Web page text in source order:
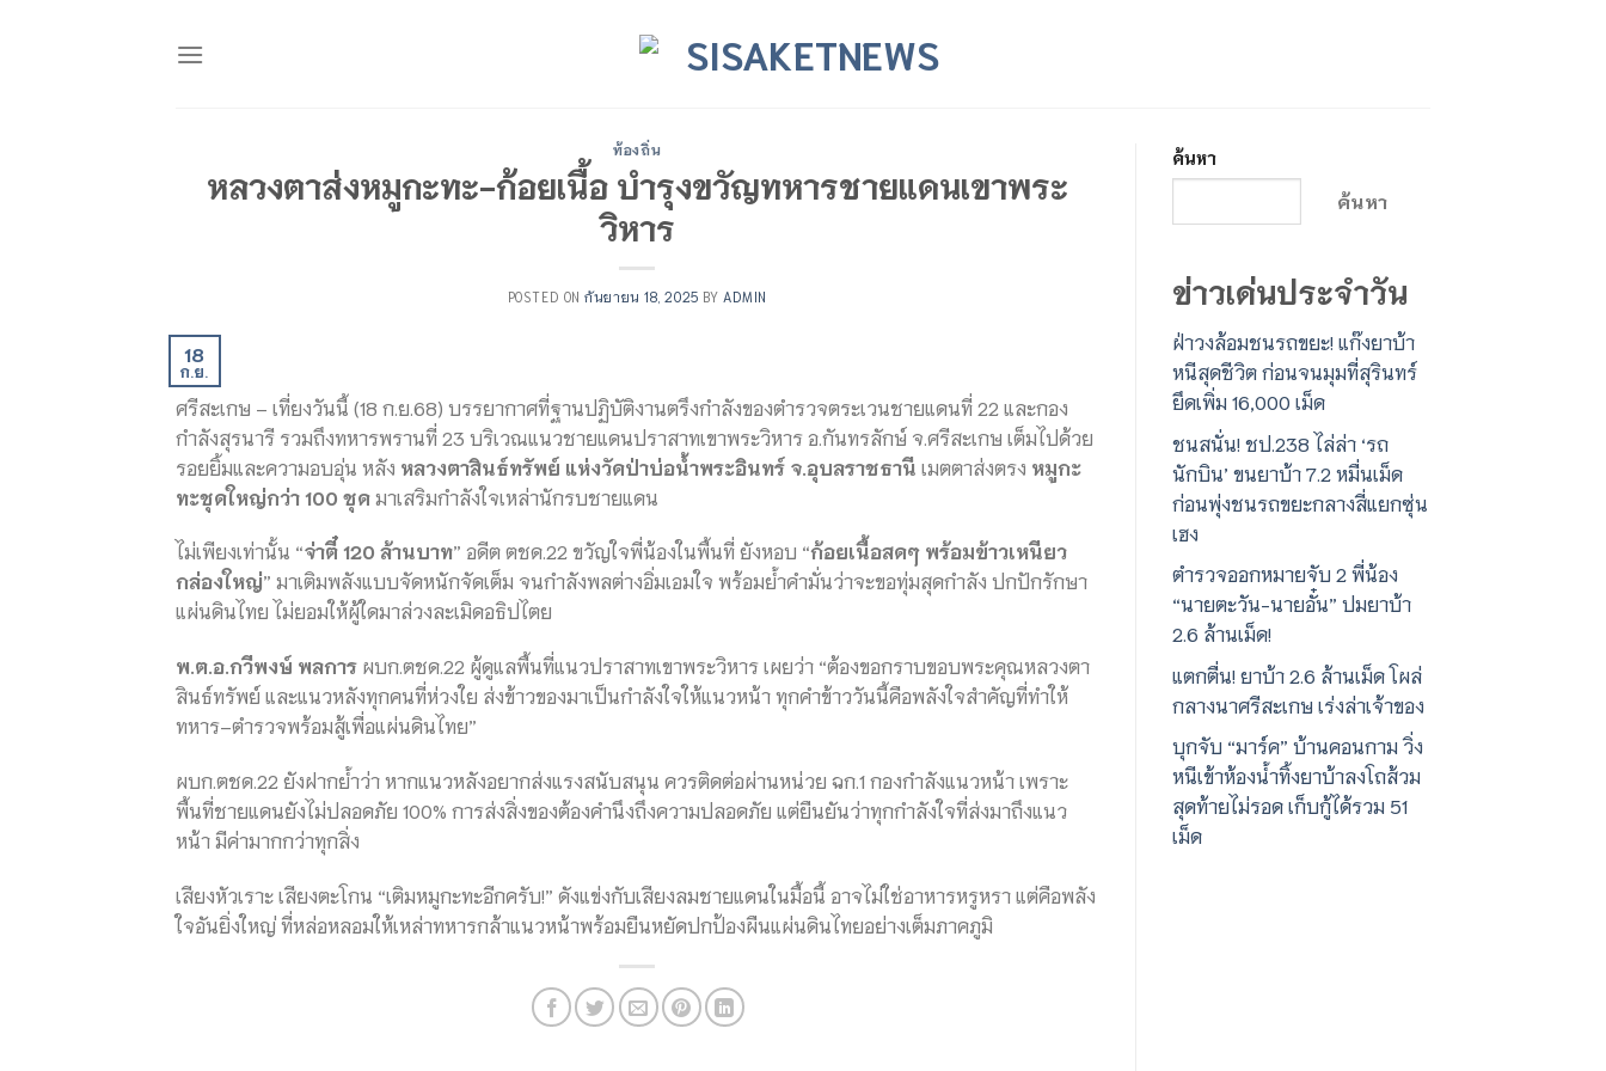
ท้องถิ่น
หลวงตาส่งหมูกะทะ-ก้อยเนื้อ บำรุงขวัญทหารชายแดนเขาพระ
วิหาร
POSTED ONกันยายน 18, 2025 BY ADMIN
18
ก.ย.
ศรีสะเกษ – เที่ยงวันนี้ (18 ก.ย.68) บรรยากาศที่ฐานปฏิบัติงานตรึงกำลังของตำรวจตระเวนชายแดนที่ 22 และกอง
กำลังสุรนารี รวมถึงทหารพรานที่ 23 บริเวณแนวชายแดนปราสาทเขาพระวิหาร อ.กันทรลักษ์ จ.ศรีสะเกษ เต็มไปด้วย
รอยยิ้มและความอบอุ่น หลัง หลวงตาสินธ์ทรัพย์ แห่งวัดป่าบ่อน้ำพระอินทร์ จ.อุบลราชธานี เมตตาส่งตรง หมูกะ
ทะชุดใหญ่กว่า 100 ชุดมาเสริมกำลังใจเหล่านักรบชายแดน
ไม่เพียงเท่านั้น “จ่าตี๋ 120 ล้านบาท” อดีต ตชด.22 ขวัญใจพี่น้องในพื้นที่ ยังหอบ “ก้อยเนื้อสดๆ พร้อมข้าวเหนียว
กล่องใหญ่” มาเติมพลังแบบจัดหนักจัดเต็ม จนกำลังพลต่างอิ่มเอมใจ พร้อมย้ำคำมั่นว่าจะขอทุ่มสุดกำลัง ปกปักรักษา
แผ่นดินไทย ไม่ยอมให้ผู้ใดมาล่วงละเมิดอธิปไตย
พ.ต.อ.กวีพงษ์ พลการ ผบก.ตชด.22 ผู้ดูแลพื้นที่แนวปราสาทเขาพระวิหาร เผยว่า “ต้องขอกราบขอบพระคุณหลวงตา
สินธ์ทรัพย์ และแนวหลังทุกคนที่ห่วงใย ส่งข้าวของมาเป็นกำลังใจให้แนวหน้า ทุกคำข้าววันนี้คือพลังใจสำคัญที่ทำให้
ทหาร–ตำรวจพร้อมสู้เพื่อแผ่นดินไทย”
ผบก.ตชด.22 ยังฝากย้ำว่า หากแนวหลังอยากส่งแรงสนับสนุน ควรติดต่อผ่านหน่วย ฉก.1 กองกำลังแนวหน้า เพราะ
พื้นที่ชายแดนยังไม่ปลอดภัย 100% การส่งสิ่งของต้องคำนึงถึงความปลอดภัย แต่ยืนยันว่าทุกกำลังใจที่ส่งมาถึงแนว
หน้า มีค่ามากกว่าทุกสิ่ง
เสียงหัวเราะ เสียงตะโกน “เติมหมูกะทะอีกครับ!” ดังแข่งกับเสียงลมชายแดนในมื้อนี้ อาจไม่ใช่อาหารหรูหรา แต่คือพลัง
ใจอันยิ่งใหญ่ ที่หล่อหลอมให้เหล่าทหารกล้าแนวหน้าพร้อมยืนหยัดปกป้องผืนแผ่นดินไทยอย่างเต็มภาคภูมิ
ค้นหา
ค้นหา
ข่าวเด่นประจำวัน
ฝ่าวงล้อมชนรถขยะ! แก๊งยาบ้า
หนีสุดชีวิต ก่อนจนมุมที่สุรินทร์
ยึดเพิ่ม 16,000 เม็ด
ชนสนั่น! ชป.238 ไล่ล่า ‘รถ
นักบิน’ ขนยาบ้า 7.2 หมื่นเม็ด
ก่อนพุ่งชนรถขยะกลางสี่แยกซุ่น
เฮง
ตำรวจออกหมายจับ 2 พี่น้อง
“นายตะวัน-นายอั๋น” ปมยาบ้า
2.6 ล้านเม็ด!
แตกตื่น! ยาบ้า 2.6 ล้านเม็ด โผล่
กลางนาศรีสะเกษ เร่งล่าเจ้าของ
บุกจับ “มาร์ค” บ้านคอนกาม วิ่ง
หนีเข้าห้องน้ำทิ้งยาบ้าลงโถส้วม
สุดท้ายไม่รอด เก็บกู้ได้รวม 51
เม็ด